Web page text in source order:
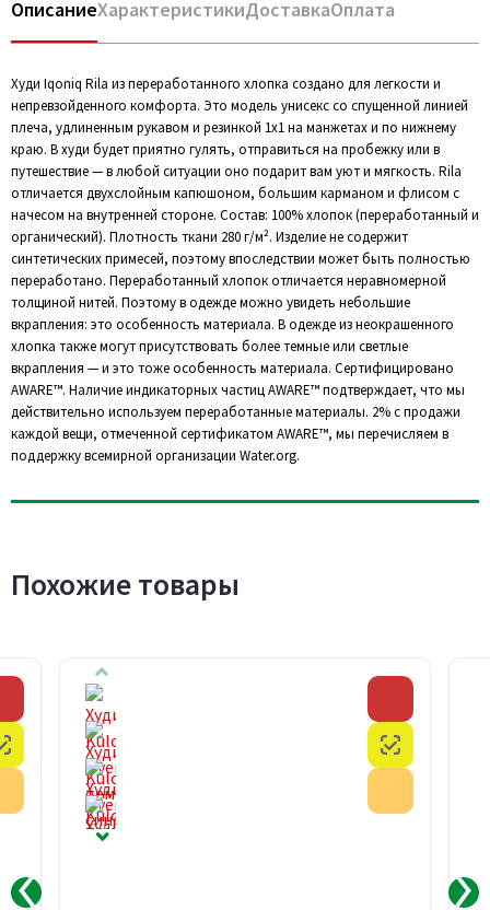
ОписаниеХарактеристикиДоставкаОплата
Худи Iqoniq Rila из переработанного хлопка создано для легкости и
непревзойденного комфорта. Это модель унисекс со спущенной линией
плеча, удлиненным рукавом и резинкой 1х1 на манжетах и по нижнему
краю. В худи будет приятно гулять, отправиться на пробежку или в
путешествие — в любой ситуации оно подарит вам уют и мягкость. Rila
отличается двухслойным капюшоном, большим карманом и флисом с
начесом на внутренней стороне. Состав: 100% хлопок (переработанный и
органический). Плотность ткани 280 г/м². Изделие не содержит
синтетических примесей, поэтому впоследствии может быть полностью
переработано. Переработанный хлопок отличается неравномерной
толщиной нитей. Поэтому в одежде можно увидеть небольшие
вкрапления: это особенность материала. В одежде из неокрашенного
хлопка также могут присутствовать более темные или светлые
вкрапления — и это тоже особенность материала. Сертифицировано
AWARE™. Наличие индикаторных частиц AWARE™ подтверждает, что мы
действительно используем переработанные материалы. 2% с продажи
каждой вещи, отмеченной сертификатом AWARE™, мы перечисляем в
поддержку всемирной организации Water.org.
Похожие товары
Честный знак